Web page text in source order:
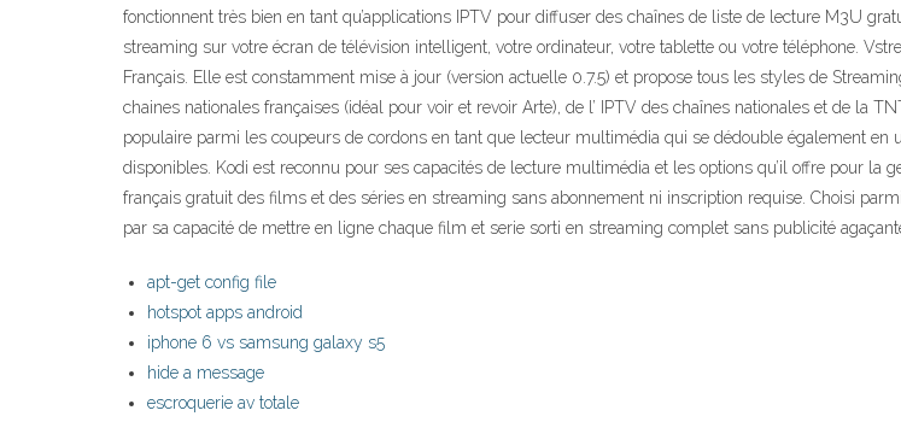
fonctionnent très bien en tant qu’applications IPTV pour diffuser des chaînes de liste de lecture M3U
streaming sur votre écran de télévision intelligent, votre ordinateur, votre tablette ou votre téléphone.
Français. Elle est constamment mise à jour (version actuelle 0.7.5) et propose tous les styles de
chaines nationales françaises (idéal pour voir et revoir Arte), de l’ IPTV des chaînes nationales et de la
populaire parmi les coupeurs de cordons en tant que lecteur multimédia qui se dédouble également
disponibles. Kodi est reconnu pour ses capacités de lecture multimédia et les options qu’il offre pour
français gratuit des films et des séries en streaming sans abonnement ni inscription requise. Choisi
par sa capacité de mettre en ligne chaque film et serie sorti en streaming complet sans publicité
apt-get config file
hotspot apps android
iphone 6 vs samsung galaxy s5
hide a message
escroquerie av totale